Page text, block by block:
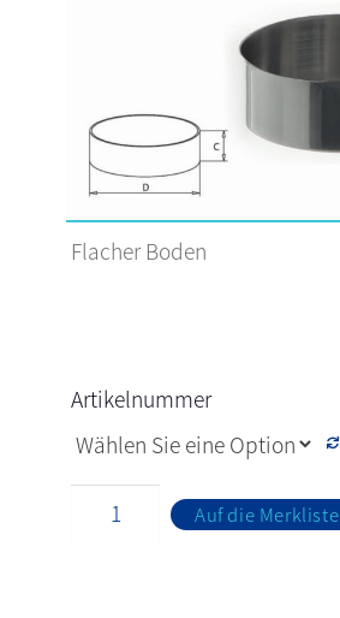
Flacher Boden
Artikelnummer
Auf die Merkliste